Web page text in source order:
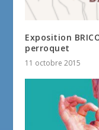
Exposition
perroquet
11 octobre 2015